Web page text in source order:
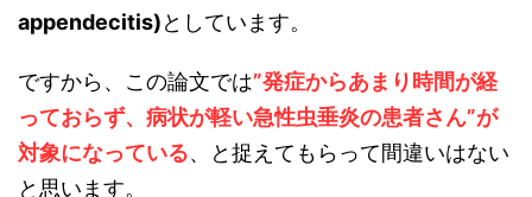
appendecitis)としています。
ですから、この論文では”発症からあまり時間が経
っておらず、病状が軽い急性虫垂炎の患者さん”が
対象になっている、と捉えてもらって間違いはない
と思います。